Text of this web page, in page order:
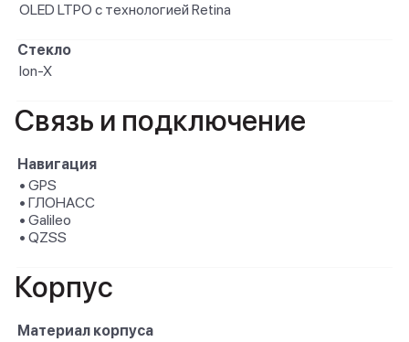
OLED LTPO с технологией Retina
Стекло
Ion-X
Связь и подключение
Навигация
• GPS
• ГЛОНАСС
• Galileo
• QZSS
Корпус
Материал корпуса